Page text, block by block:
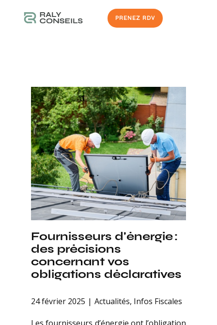
PRENEZ RDV
Fournisseurs d’énergie :
des précisions
concernant vos
obligations déclaratives
24 février 2025 Actualités, Infos Fiscales